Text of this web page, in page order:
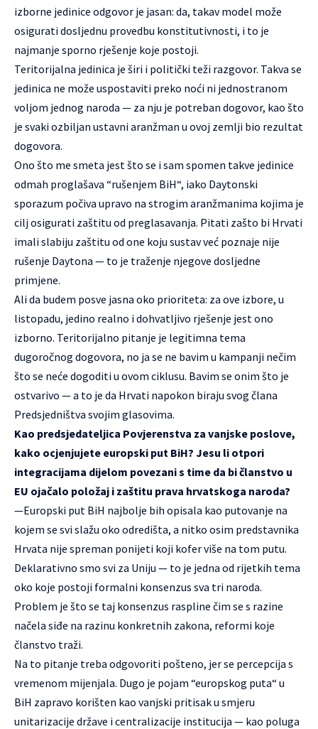
izborne jedinice odgovor je jasan: da, takav model može
osigurati dosljednu provedbu konstitutivnosti, i to je
najmanje sporno rješenje koje postoji.
Teritorijalna jedinica je širi i politički teži razgovor. Takva se
jedinica ne može uspostaviti preko noći ni jednostranom
voljom jednog naroda — za nju je potreban dogovor, kao što
je svaki ozbiljan ustavni aranžman u ovoj zemlji bio rezultat
dogovora.
Ono što me smeta jest što se i sam spomen takve jedinice
odmah proglašava “rušenjem BiH“, iako Daytonski
sporazum počiva upravo na strogim aranžmanima kojima je
cilj osigurati zaštitu od preglasavanja. Pitati zašto bi Hrvati
imali slabiju zaštitu od one koju sustav već poznaje nije
rušenje Daytona — to je traženje njegove dosljedne
primjene.
Ali da budem posve jasna oko prioriteta: za ove izbore, u
listopadu, jedino realno i dohvatljivo rješenje jest ono
izborno. Teritorijalno pitanje je legitimna tema
dugoročnog dogovora, no ja se ne bavim u kampanji nečim
što se neće dogoditi u ovom ciklusu. Bavim se onim što je
ostvarivo — a to je da Hrvati napokon biraju svog člana
Predsjedništva svojim glasovima.
Kao predsjedateljica Povjerenstva za vanjske poslove,
kako ocjenjujete europski put BiH? Jesu li otpori
integracijama dijelom povezani s time da bi članstvo u
EU ojačalo položaj i zaštitu prava hrvatskoga naroda?
—Europski put BiH najbolje bih opisala kao putovanje na
kojem se svi slažu oko odredišta, a nitko osim predstavnika
Hrvata nije spreman ponijeti koji kofer više na tom putu.
Deklarativno smo svi za Uniju — to je jedna od rijetkih tema
oko koje postoji formalni konsenzus sva tri naroda.
Problem je što se taj konsenzus raspline čim se s razine
načela siđe na razinu konkretnih zakona, reformi koje
članstvo traži.
Na to pitanje treba odgovoriti pošteno, jer se percepcija s
vremenom mijenjala. Dugo je pojam “europskog puta“ u
BiH zapravo korišten kao vanjski pritisak u smjeru
unitarizacije države i centralizacije institucija — kao poluga